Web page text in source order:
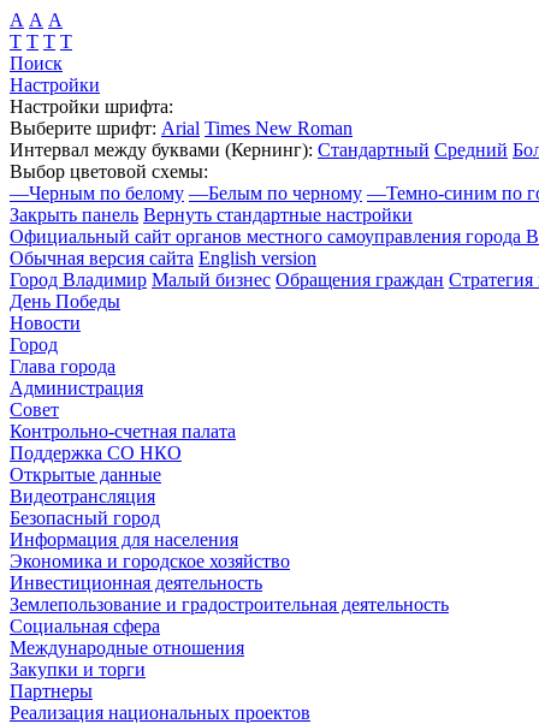
А А А
Т Т Т Т
Поиск
Настройки
Настройки шрифта:
Выберите шрифт: Arial Times New Roman
Интервал между буквами (Кернинг): Стандартный Средний
Выбор цветовой схемы:
—Черным по белому —Белым по черному —Темно-синим по
Закрыть панель Вернуть стандартные настройки
Официальный сайт органов местного самоуправления города
Обычная версия сайта English version
Город Владимир Малый бизнес Обращения граждан Стратегия
День Победы
Новости
Город
Глава города
Администрация
Совет
Контрольно-счетная палата
Поддержка СО НКО
Открытые данные
Видеотрансляция
Безопасный город
Информация для населения
Экономика и городское хозяйство
Инвестиционная деятельность
Землепользование и градостроительная деятельность
Социальная сфера
Международные отношения
Закупки и торги
Партнеры
Реализация национальных проектов